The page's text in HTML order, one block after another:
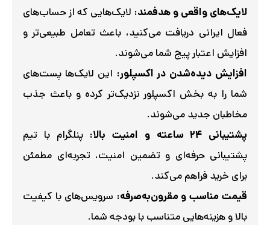
فعال ایرانی دریافت می‌کنید، باعث تعامل طبیعی‌تر و
افزایش اعتبار پیج شما می‌شوند.
افزایش دیده‌شدن در اکسپلور:
شما را به بخش اکسپلور نزدیک‌تر کرده و باعث جذب
مخاطبان جدید می‌شوند.
پشتیبانی ۲۴ ساعته و امنیت بالا:
پشتیبانی حرفه‌ای و تضمین امنیت، تجربه‌ای مطمئن
برای خرید فراهم می‌کند.
قیمت مناسب و مقرون‌به‌صرفه:
بالا و هزینه‌هایی متناسب با بودجه شما.
با پنلگرام، رشد طبیعی و واقعی پیج اینستاگرام خود را